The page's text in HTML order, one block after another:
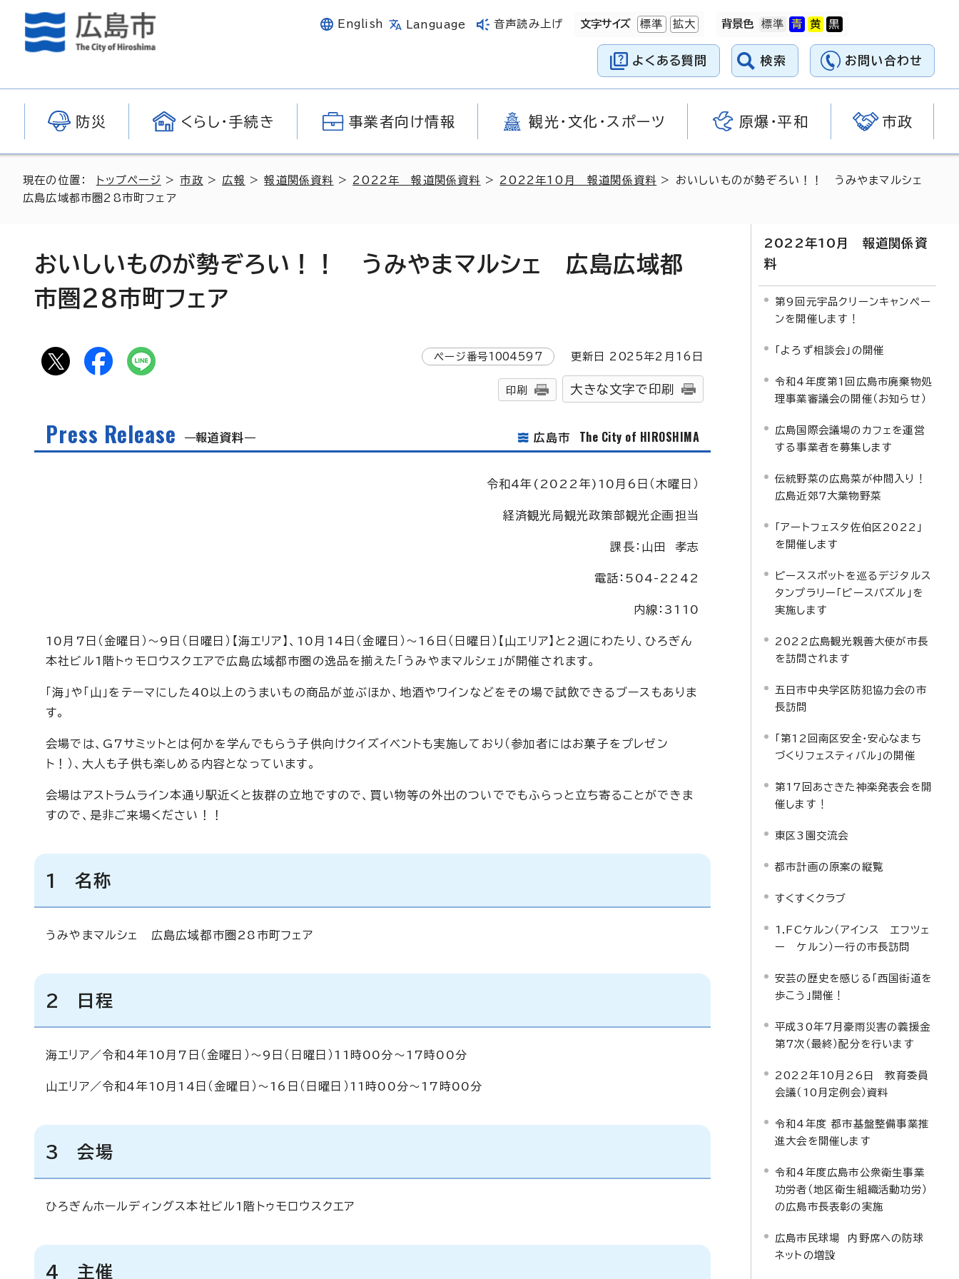
English Language 音声読み上げ 文字サイズ 標準 拡大 背景色
よくある質問 検索 お問い合わせ
防災 くらし・手続き 事業者向け情報 観光・文化・スポーツ 原爆・平和 市政
現在の位置： トップページ >市政 > 広報 >報道関係資料 > 2022年 報道関係資料 > 2022年10月 報道関係資料 > おいしいものが勢ぞろい！！ うみやまマルシェ
広島広域都市圏28市町フェア
おいしいものが勢ぞろい！！ うみやまマルシェ 広島広域都
市圏28市町フェア
ページ番号1004597 更新日 2025年2月 16 日
印刷 大きな文字で印刷
Press Release 報道資料 広島市 The City of HIROSHIMA
令和4年(2022年)10月6日（木曜日）
経済観光局観光政策部観光企画担当
課長：山田 孝志
電話：504-2242
内線：3110
10月7日（金曜日）～9日（日曜日）【海エリア】、10月14日（金曜日）～16日（日曜日）【山エリア】と2週にわたり、ひろぎん
本社ビル1階トゥモロウスクエアで広島広域都市圏の逸品を揃えた「うみやまマルシェ」が開催されます。
「海」や「山」をテーマにした40以上のうまいもの商品が並ぶほか、地酒やワインなどをその場で試飲できるブースもありま
す。
会場では、G7サミットとは何かを学んでもらう子供向けクイズイベントも実施しており（参加者にはお菓子をプレゼン
ト！）、大人も子供も楽しめる内容となっています。
会場はアストラムライン本通り駅近くと抜群の立地ですので、買い物等の外出のついででもふらっと立ち寄ることができま
すので、是非ご来場ください！！
1 名称
うみやまマルシェ 広島広域都市圏28市町フェア
2 日程
海エリア／令和4年10月7日（金曜日）～9日（日曜日）11時00分～17時00分
山エリア／令和4年10月14日（金曜日）～16日（日曜日）11時00分～17時00分
3 会場
ひろぎんホールディングス本社ビル1階トゥモロウスクエア
4 主催
2022年10月 報道関係資
料
第9回元宇品クリーンキャンペー
ンを開催します！
「よろず相談会」の開催
令和4年度第1回広島市廃棄物処
理事業審議会の開催（お知らせ）
広島国際会議場のカフェを運営
する事業者を募集します
伝統野菜の広島菜が仲間入り！
広島近郊7大葉物野菜
「アートフェスタ佐伯区2022」
を開催します
ピーススポットを巡るデジタルス
タンプラリー「ピースパズル」を
実施します
2022広島観光親善大使が市長
を訪問されます
五日市中央学区防犯協力会の市
長訪問
「第12回南区安全・安心なまち
づくりフェスティバル」の開催
第17回あさきた神楽発表会を開
催します！
東区3園交流会
都市計画の原案の縦覧
すくすくクラブ
1.FCケルン（アインス エフツェ
ー ケルン）一行の市長訪問
安芸の歴史を感じる「西国街道を
歩こう」開催！
平成30年7月豪雨災害の義援金
第7次（最終）配分を行います
2022年10月26日 教育委員
会議（10月定例会）資料
令和4年度 都市基盤整備事業推
進大会を開催します
令和4年度広島市公衆衛生事業
功労者（地区衛生組織活動功労）
の広島市長表彰の実施
広島市民球場 内野席への防球
ネットの増設